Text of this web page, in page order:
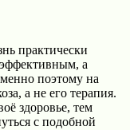
практически
а
поэтому на
а не его терапия.
здоровье, тем
с подобной